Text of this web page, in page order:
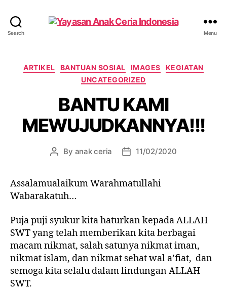
Search
Indonesia
Menu
Categories
ARTIKEL BANTUAN SOSIAL IMAGES
KEGIATAN
UNCATEGORIZED
BANTU KAMI
MEWUJUDKANNYA!!!
Post
By anak ceria
Post11/02/2020
Assalamualaikum Warahmatullahi
Wabarakatuh…
Puja puji syukur kita haturkan kepada ALLAH
SWT yang telah memberikan kita berbagai
macam nikmat, salah satunya nikmat iman,
nikmat islam, dan nikmat sehat wal a’fiat, dan
semoga kita selalu dalam lindungan ALLAH
SWT.